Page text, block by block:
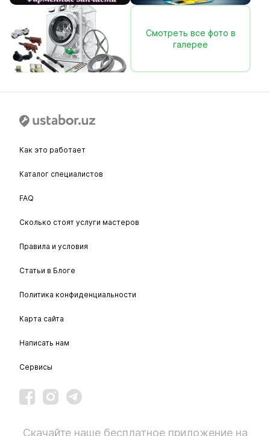
Смотреть все фото в
галерее
Как это работает
Каталог специалистов
FAQ
Сколько стоят услуги мастеров
Правила и условия
Статьи в Блоге
Политика конфиденциальности
Карта сайта
Написать нам
Сервисы
Скачайте наше бесплатное приложение на